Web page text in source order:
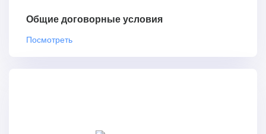
Общие договорные условия
Посмотреть